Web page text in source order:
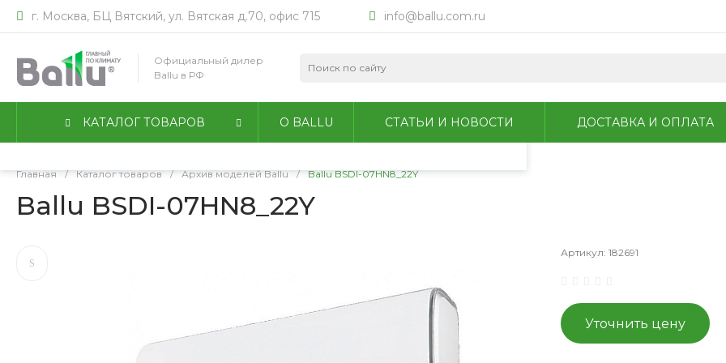
работы сайта. Оставаясь на сайте, вы соглашаетесь с
конфиденциальности.
Принимаю Подробнее
г. Москва, БЦ Вятский, ул. Вятская д.70, офис 715 info@ballu.com.ru
Официальный дилер
Ballu в РФ
КАТАЛОГ ТОВАРОВ О BALLU СТАТЬИ И НОВОСТИ ДОСТАВКА И ОПЛАТА
Главная / Каталог товаров / Архив моделей Ballu / Ballu BSDI-07HN8_22Y
Ballu BSDI-07HN8_22Y
Артикул: 182691
Уточнить цену